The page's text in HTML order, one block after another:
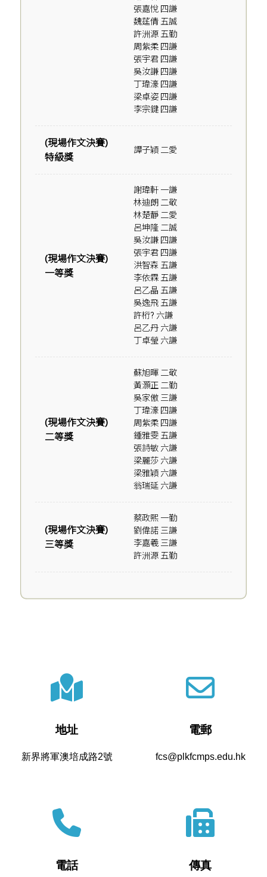
張嘉悅 四謙
魏莛倩 五誠
許洲源 五勤
周紫柔 四謙
張宇君 四謙
吳汝謙 四謙
丁瑋濠 四謙
梁卓姿 四謙
李宗鍵 四謙
(現場作文決賽)
特級獎
譚子穎 二愛
(現場作文決賽)
一等獎
謝瑋軒 一謙
林迪朗 二敬
林楚靜 二愛
呂坤隆 二誠
吳汝謙 四謙
張宇君 四謙
洪智森 五謙
李依霖 五謙
呂乙晶 五謙
吳逸飛 五謙
許桁? 六謙
呂乙丹 六謙
丁卓瑩 六謙
(現場作文決賽)
二等獎
蘇旭暉 二敬
黃灝正 二勤
吳家傲 三謙
丁瑋濠 四謙
周紫柔 四謙
鍾雅雯 五謙
張詩敏 六謙
梁麗莎 六謙
梁雅穎 六謙
翁瑞延 六謙
(現場作文決賽)
三等獎
蔡政熙 一勤
劉偉諾 三謙
李嘉羲 三謙
許洲源 五勤
地址
新界將軍澳培成路2號
電郵
fcs@plkfcmps.edu.hk
電話 傳真